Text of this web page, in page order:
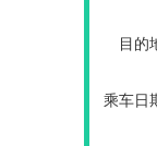
目的
乘车日